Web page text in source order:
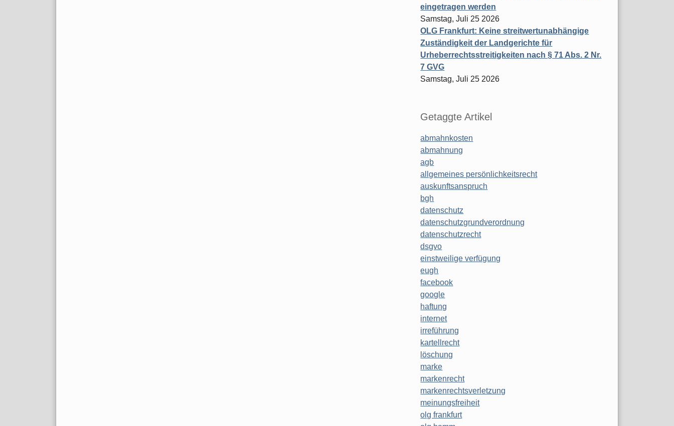
eingetragen werden
Samstag, Juli 25 2026
OLG Frankfurt: Keine streitwertunabhängige
Zuständigkeit der Landgerichte für
Urheberrechtsstreitigkeiten nach § 71 Abs. 2 Nr.
7 GVG
Samstag, Juli 25 2026
Getaggte Artikel
abmahnkosten
abmahnung
agb
allgemeines persönlichkeitsrecht
auskunftsanspruch
bgh
datenschutz
datenschutzgrundverordnung
datenschutzrecht
dsgvo
einstweilige verfügung
eugh
facebook
google
haftung
internet
irreführung
kartellrecht
löschung
marke
markenrecht
markenrechtsverletzung
meinungsfreiheit
olg frankfurt